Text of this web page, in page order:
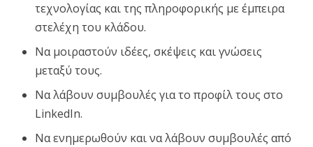
τεχνολογίας και της πληροφορικής με έμπειρα
στελέχη του κλάδου.
Να μοιραστούν ιδέες, σκέψεις και γνώσεις
μεταξύ τους.
Να λάβουν συμβουλές για το προφίλ τους στο
LinkedIn.
Να ενημερωθούν και να λάβουν συμβουλές από